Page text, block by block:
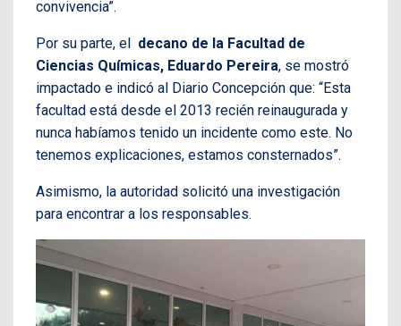
convivencia”.
Por su parte, el decano de la Facultad de
Ciencias Químicas, Eduardo Pereira, se mostró
impactado e indicó al Diario Concepción que: “Esta
facultad está desde el 2013 recién reinaugurada y
nunca habíamos tenido un incidente como este. No
tenemos explicaciones, estamos consternados”.
Asimismo, la autoridad solicitó una investigación
para encontrar a los responsables.